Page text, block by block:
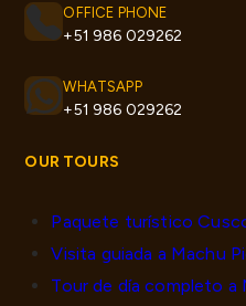
OFFICE PHONE
+51 986 029262
WHATSAPP
+51 986 029262
OUR TOURS
Paquete turístico
Visita guiada a Machu
Tour de día completo a